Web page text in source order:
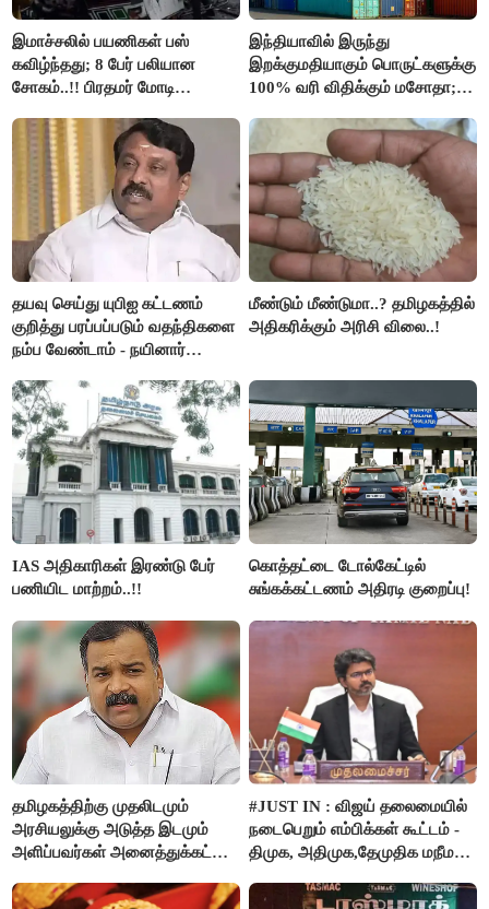
இமாச்சலில் பயணிகள் பஸ்
கவிழ்ந்தது; 8 பேர் பலியான
சோகம்..!! பிரதமர் மோடி
இந்தியாவில் இருந்து
இறக்குமதியாகும் பொருட்களுக்கு
100% வரி விதிக்கும் மசோதா;
தயவு செய்து யுபிஐ கட்டணம்
குறித்து பரப்பப்படும் வதந்திகளை
நம்ப வேண்டாம் - நயினார்
மீண்டும் மீண்டுமா..? தமிழகத்தில்
அதிகரிக்கும் அரிசி விலை..!
IAS அதிகாரிகள் இரண்டு பேர்
பணியிட மாற்றம்..!!
கொத்தட்டை டோல்கேட்டில்
சுங்கக்கட்டணம் அதிரடி குறைப்பு!
தமிழகத்திற்கு முதலிடமும்
அரசியலுக்கு அடுத்த இடமும்
அளிப்பவர்கள் அனைத்துக்கட்சி
பங்கேற்பார்கள் - மாணிக்கம்
#JUST IN : விஜய் தலைமையில்
நடைபெறும் எம்பிக்கள் கூட்டம் -
திமுக, அதிமுக,தேமுதிக மநீம